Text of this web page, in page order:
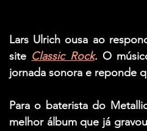
Lars Ulrich ousa ao
site Classic Rock. O
jornada sonora e reponde
Para o baterista do
melhor álbum que já